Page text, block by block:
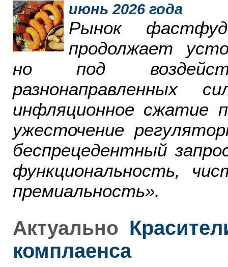
июнь 2026 года
Рынок
продолжает
но под
инфляционное сжатие
ужесточение
беспрецедентный
функциональность,
премиальность».
Актуально
комплаенса